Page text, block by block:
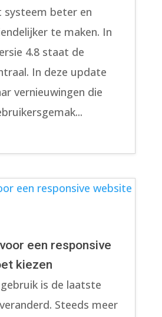
systeem beter en
te maken. In
4.8 staat de
In deze update
vernieuwingen die
een responsive
kiezen
is de laatste
Steeds meer